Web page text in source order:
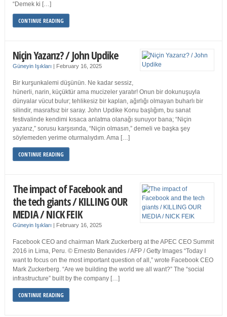
“Demek ki […]
CONTINUE READING
Niçin Yazarız? / John Updike
Güneyin Işıkları | February 16, 2025
Bir kurşunkalemi düşünün. Ne kadar sessiz,
hünerli, narin, küçüktür ama mucizeler yaratır! Onun bir dokunuşuyla
dünyalar vücut bulur; tehlikesiz bir kaplan, ağırlığı olmayan buharlı bir
silindir, masrafsız bir saray. John Updike Konu başlığım, bu sanat
festivalinde kendimi kısaca anlatma olanağı sunuyor bana; “Niçin
yazarız,” sorusu karşısında, “Niçin olmasın,” demeli ve başka şey
söylemeden yerime oturmalıydım. Ama […]
CONTINUE READING
The impact of Facebook and
the tech giants / KILLING OUR
MEDIA / NICK FEIK
Güneyin Işıkları | February 16, 2025
Facebook CEO and chairman Mark Zuckerberg at the APEC CEO Summit
2016 in Lima, Peru. © Ernesto Benavides / AFP / Getty Images “Today I
want to focus on the most important question of all,” wrote Facebook CEO
Mark Zuckerberg. “Are we building the world we all want?” The “social
infrastructure” built by the company […]
CONTINUE READING